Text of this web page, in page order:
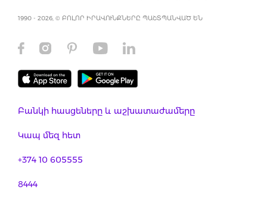
1990 - 2026, © ԲՈԼՈՐ ԻՐԱՎՈՒՆՔՆԵՐԸ ՊԱՇՏՊԱՆՎԱԾ ԵՆ
Բանկի հասցեները և աշխատաժամերը
Կապ մեզ հետ
+374 10 605555
8444